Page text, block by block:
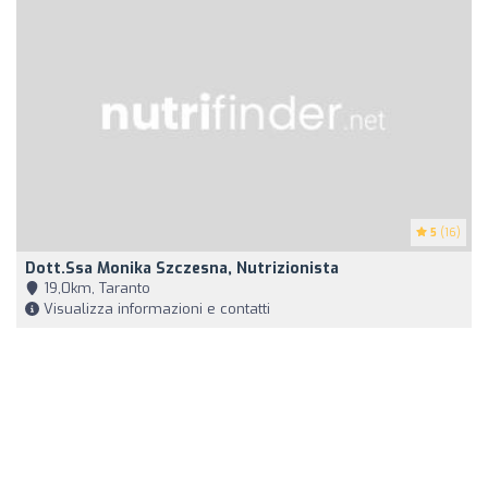
5 (16)
Dott.ssa Monika Szczesna, Nutrizionista
19,0km, Taranto
Visualizza informazioni e contatti